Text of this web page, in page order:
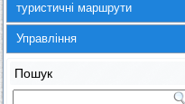
туристичні маршрути
Управління
Пошук